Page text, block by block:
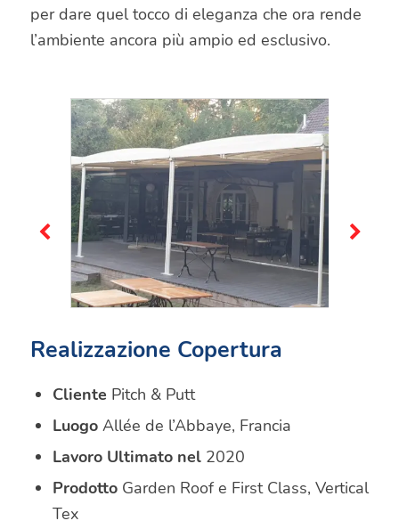
per dare quel tocco di eleganza che ora rende
l’ambiente ancora più ampio ed esclusivo.
Realizzazione Copertura
Cliente Pitch & Putt
LuogoAllée de l’Abbaye, Francia
Lavoro Ultimato nel2020
ProdottoGarden Roof e First Class, Vertical
Tex